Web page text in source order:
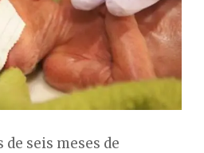
seis meses de